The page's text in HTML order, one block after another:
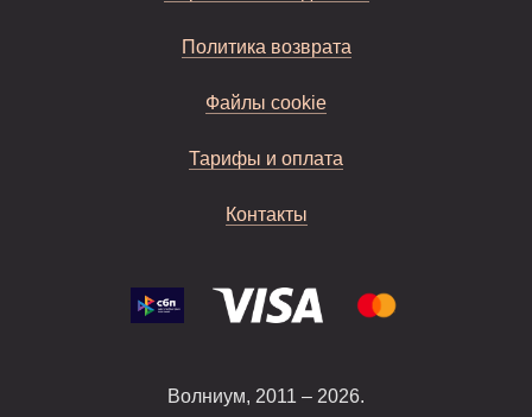
Политика возврата
Файлы cookie
Тарифы и оплата
Контакты
Волниум, 2011 – 2026.